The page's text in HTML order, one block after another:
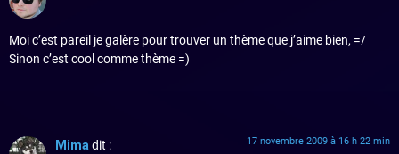
Moi c’est pareil je galère pour trouver un thème que j’aime bien, =/
Sinon c’est cool comme thème =)
Mimadit : 17 novembre 2009 à 16 h 22 min